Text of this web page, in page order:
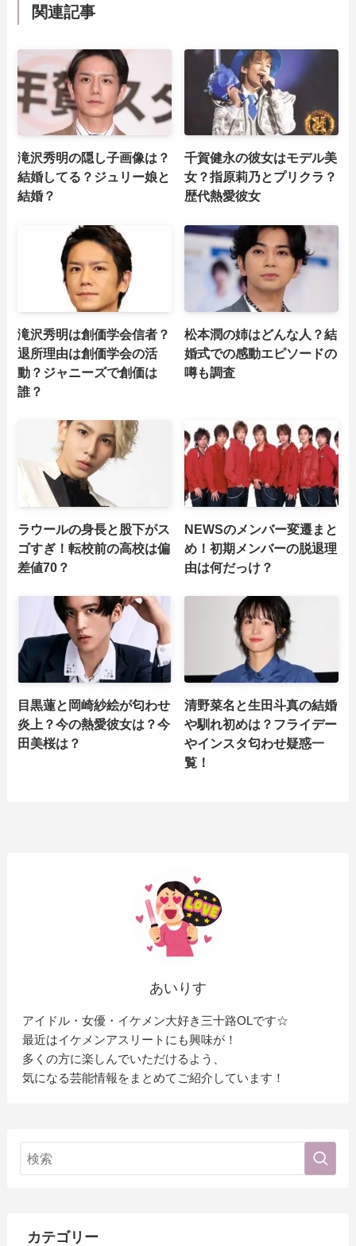
関連記事
滝沢秀明の隠し子画像は？
結婚してる？ジュリー娘と
結婚？
千賀健永の彼女はモデル美
女？指原莉乃とプリクラ？
歴代熱愛彼女
滝沢秀明は創価学会信者？
退所理由は創価学会の活
動？ジャニーズで創価は
誰？
松本潤の姉はどんな人？結
婚式での感動エピソードの
噂も調査
ラウールの身長と股下がス
ゴすぎ！転校前の高校は偏
差値70？
NEWSのメンバー変遷まと
め！初期メンバーの脱退理
由は何だっけ？
目黒蓮と岡崎紗絵が匂わせ
炎上？今の熱愛彼女は？今
田美桜は？
清野菜名と生田斗真の結婚
や馴れ初めは？フライデー
やインスタ匂わせ疑惑一
覧！
あいりす
アイドル・女優・イケメン大好き三十路OLです☆
最近はイケメンアスリートにも興味が！
多くの方に楽しんでいただけるよう、
気になる芸能情報をまとめてご紹介しています！
カテゴリー